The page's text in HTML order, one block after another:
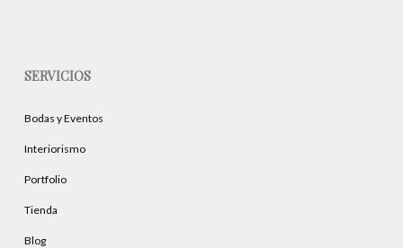
SERVICIOS
Bodas y Eventos
Interiorismo
Portfolio
Tienda
Blog